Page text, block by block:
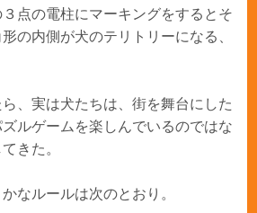
点の電柱にマーキングをするとそ
の内側が犬のテリトリーになる、
、実は犬たちは、街を舞台にした
ルゲームを楽しんでいるのではな
きた。
なルールは次のとおり。